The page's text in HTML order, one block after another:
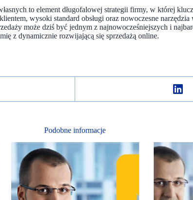
to element długofalowej strategii firmy, w której
wysoki standard obsługi oraz nowoczesne narzędzia
może dziś być jednym z najnowocześniejszych i
z dynamicznie rozwijającą się sprzedażą online.
Podobne informacje